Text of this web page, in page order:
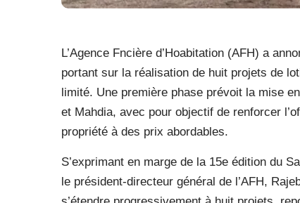
L’Agence Fncière d’Hoabitation (AFH) a
portant sur la réalisation de huit projets de
limité. Une première phase prévoit la mise
et Mahdia, avec pour objectif de renforcer
propriété à des prix abordables.
S’exprimant en marge de la 15e édition du
le président-directeur général de l’AFH,